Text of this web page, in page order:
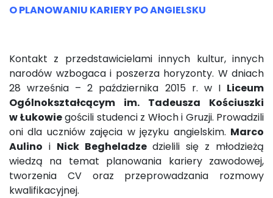
O PLANOWANIU KARIERY PO ANGIELSKU
Kontakt z przedstawicielami innych kultur, innych
narodów wzbogaca i poszerza horyzonty. W dniach
28 września – 2 października 2015 r. w I Liceum
Ogólnokształcącym im. Tadeusza Kościuszki
w Łukowiegościli studenci z Włoch i Gruzji. Prowadzili
oni dla uczniów zajęcia w języku angielskim. Marco
Aulino i Nick Begheladzedzielili się z młodzieżą
wiedzą na temat planowania kariery zawodowej,
tworzenia CV oraz przeprowadzania rozmowy
kwalifikacyjnej.